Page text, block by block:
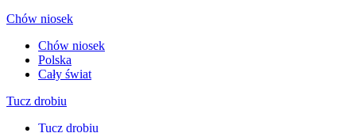
Chów niosek
Chów niosek
Polska
Cały świat
Tucz drobiu
Tucz drobiu